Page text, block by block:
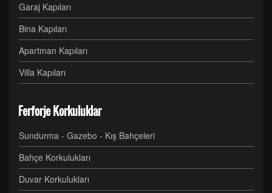
Garaj Kapıları
Bina Kapıları
Apartman Kapıları
Villa Kapıları
Ferforje Korkuluklar
Sundurma - Gazebo - Kış Bahçeleri
Bahçe Korkulukları
Duvar Korkulukları